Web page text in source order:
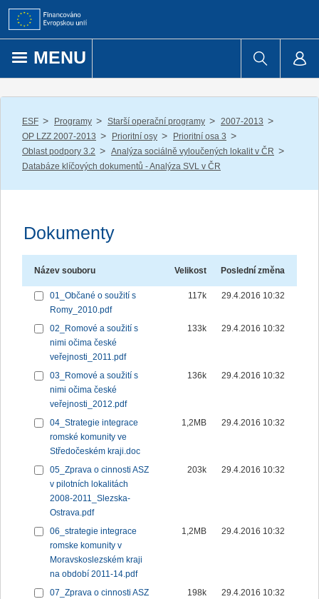
Přejít k obsahu
MENU
ESF / Programy / Starší operační programy / 2007-2013 /
OP LZZ 2007-2013 / Prioritní osy / Prioritní osa 3 /
Oblast podpory 3.2 / Analýza sociálně vyloučených lokalit v ČR /
Databáze klíčových dokumentů - Analýza SVL v ČR
Dokumenty
Název souboru Velikost Poslední změna
01_Občané o soužití s
Romy_2010.pdf
117k 29.4.2016 10:32
02_Romové a soužití s
nimi očima české
veřejnosti_2011.pdf
133k 29.4.2016 10:32
03_Romové a soužití s
nimi očima české
veřejnosti_2012.pdf
136k 29.4.2016 10:32
04_Strategie integrace
romské komunity ve
Středočeském kraji.doc
1,2MB 29.4.2016 10:32
05_Zprava o cinnosti ASZ
v pilotních lokalitách
2008-2011_Slezska-
Ostrava.pdf
203k 29.4.2016 10:32
06_strategie integrace
romske komunity v
Moravskoslezském kraji
na období 2011-14.pdf
1,2MB 29.4.2016 10:32
07_Zprava o cinnosti ASZ
198k 29.4.2016 10:32